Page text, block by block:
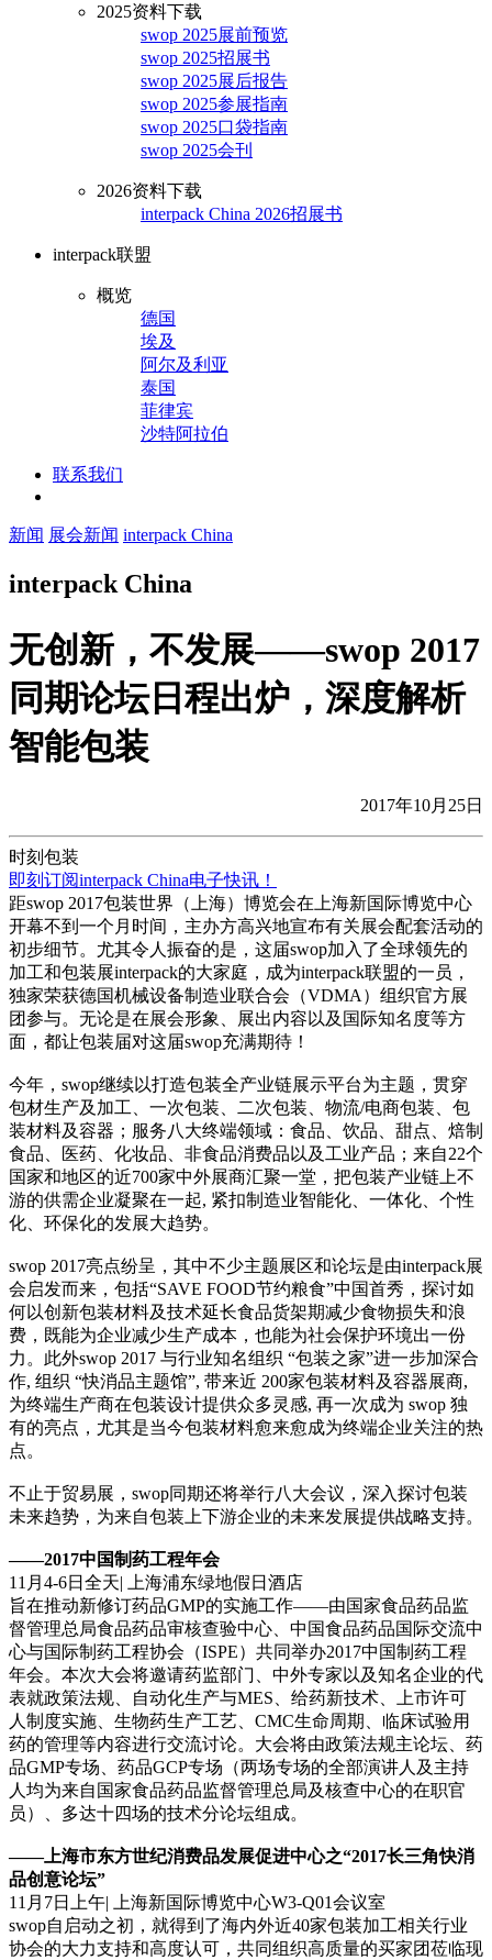
2025资料下载
swop 2025展前预览
swop 2025招展书
swop 2025展后报告
swop 2025参展指南
swop 2025口袋指南
swop 2025会刊
2026资料下载
interpack China 2026招展书
interpack联盟
概览
德国
埃及
阿尔及利亚
泰国
菲律宾
沙特阿拉伯
联系我们
新闻 展会新闻 interpack China
interpack China
无创新，不发展——swop 2017
同期论坛日程出炉，深度解析
智能包装
2017年10月25日
时刻包装
即刻订阅interpack China电子快讯！
距swop 2017包装世界（上海）博览会在上海新国际博览中心
开幕不到一个月时间，主办方高兴地宣布有关展会配套活动的
初步细节。尤其令人振奋的是，这届swop加入了全球领先的
加工和包装展interpack的大家庭，成为interpack联盟的一员，
独家荣获德国机械设备制造业联合会（VDMA）组织官方展
团参与。无论是在展会形象、展出内容以及国际知名度等方
面，都让包装届对这届swop充满期待！
今年，swop继续以打造包装全产业链展示平台为主题，贯穿
包材生产及加工、一次包装、二次包装、物流/电商包装、包
装材料及容器；服务八大终端领域：食品、饮品、甜点、焙制
食品、医药、化妆品、非食品消费品以及工业产品；来自22个
国家和地区的近700家中外展商汇聚一堂，把包装产业链上不
游的供需企业凝聚在一起, 紧扣制造业智能化、一体化、个性
化、环保化的发展大趋势。
swop 2017亮点纷呈，其中不少主题展区和论坛是由interpack展
会启发而来，包括“SAVE FOOD节约粮食”中国首秀，探讨如
何以创新包装材料及技术延长食品货架期减少食物损失和浪
费，既能为企业减少生产成本，也能为社会保护环境出一份
力。此外swop 2017 与行业知名组织 “包装之家”进一步加深合
作, 组织 “快消品主题馆”, 带来近 200家包装材料及容器展商,
为终端生产商在包装设计提供众多灵感, 再一次成为 swop 独
有的亮点，尤其是当今包装材料愈来愈成为终端企业关注的热
点。
不止于贸易展，swop同期还将举行八大会议，深入探讨包装
未来趋势，为来自包装上下游企业的未来发展提供战略支持。
——2017中国制药工程年会
11月4-6日全天| 上海浦东绿地假日酒店
旨在推动新修订药品GMP的实施工作——由国家食品药品监
督管理总局食品药品审核查验中心、中国食品药品国际交流中
心与国际制药工程协会（ISPE）共同举办2017中国制药工程
年会。本次大会将邀请药监部门、中外专家以及知名企业的代
表就政策法规、自动化生产与MES、给药新技术、上市许可
人制度实施、生物药生产工艺、CMC生命周期、临床试验用
药的管理等内容进行交流讨论。大会将由政策法规主论坛、药
品GMP专场、药品GCP专场（两场专场的全部演讲人及主持
人均为来自国家食品药品监督管理总局及核查中心的在职官
员）、多达十四场的技术分论坛组成。
——上海市东方世纪消费品发展促进中心之“2017长三角快消
品创意论坛”
11月7日上午| 上海新国际博览中心W3-Q01会议室
swop自启动之初，就得到了海内外近40家包装加工相关行业
协会的大力支持和高度认可，共同组织高质量的买家团莅临现